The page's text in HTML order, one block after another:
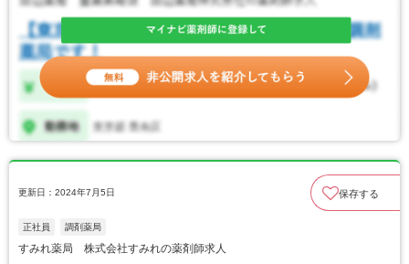
更新日：2024年7月5日 保存する
正社員 調剤薬局
すみれ薬局 株式会社すみれの薬剤師求人